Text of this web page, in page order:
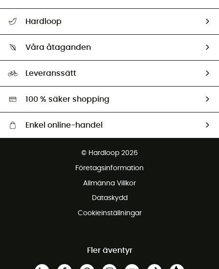
Retur & återbetalning
Hardloop
Våra åtaganden
Miljöanpassat urval
Leveranssätt
100 % säker shopping
Enkel online-handel
© Hardloop 2026
Företagsinformation
Allmänna Villkor
Dataskydd
Cookieinställningar
Fler äventyr